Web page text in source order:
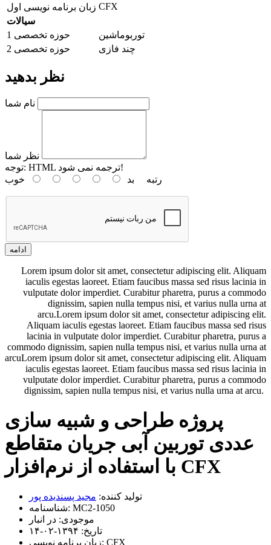
زبان برنامه نویسی اول CFX
سیالات
حوزه تخصصی 1
توربوماشین
حوزه تخصصی 2
چند فازی
نظر بدهید
نام شما
نظر شما
توجه:
HTML ترجمه نمی شود!
رتبه بد خوب
ادامه
Lorem ipsum dolor sit amet, consectetur adipiscing elit. Aliquam
iaculis egestas laoreet. Etiam faucibus massa sed risus lacinia in
vulputate dolor imperdiet. Curabitur pharetra, purus a commodo
dignissim, sapien nulla tempus nisi, et varius nulla urna at
arcu.Lorem ipsum dolor sit amet, consectetur adipiscing elit.
Aliquam iaculis egestas laoreet. Etiam faucibus massa sed risus
lacinia in vulputate dolor imperdiet. Curabitur pharetra, purus a
commodo dignissim, sapien nulla tempus nisi, et varius nulla urna at
arcuLorem ipsum dolor sit amet, consectetur adipiscing elit. Aliquam
iaculis egestas laoreet. Etiam faucibus massa sed risus lacinia in
vulputate dolor imperdiet. Curabitur pharetra, purus a commodo
dignissim, sapien nulla tempus nisi, et varius nulla urna at arcu.
پروژه طراحی و شبیه سازی
عددی توربین آبی جریان متقاطع
با استفاده از نرم‌افزار CFX
تولید کننده: مجید پسندیده پور
شناسنامه: MC2-1050
موجودی: در انبار
تاریخ: ۱۳۹۴-۰۲-۱۴
زبان برنامه نویسی: CFX